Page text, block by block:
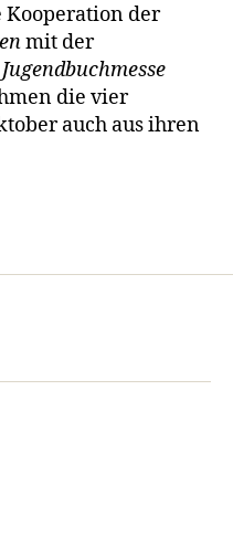
Kooperation der
mit der
die vier
auch aus ihren